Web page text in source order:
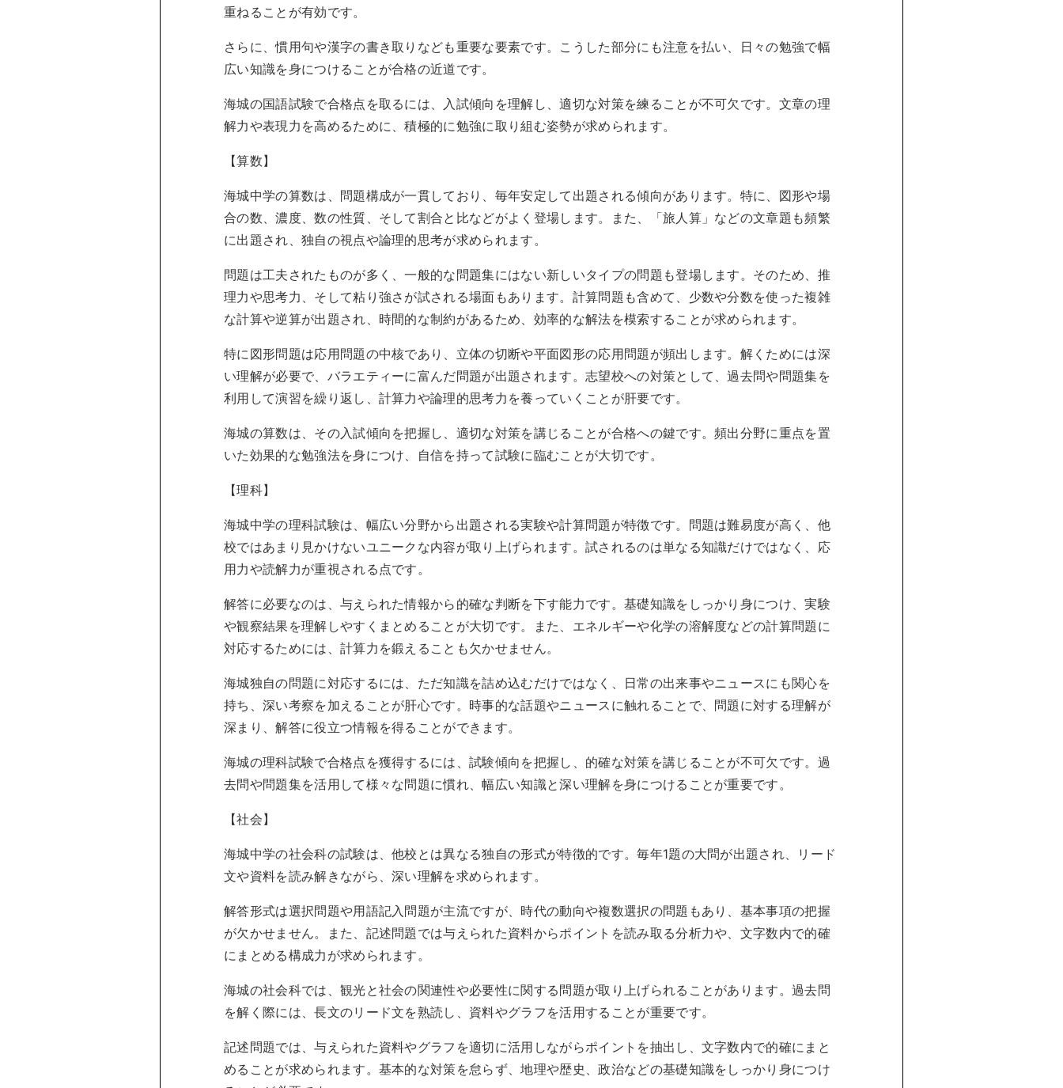
重ねることが有効です。
さらに、慣用句や漢字の書き取りなども重要な要素です。こうした部分にも注意を払い、日々の勉強で幅
広い知識を身につけることが合格の近道です。
海城の国語試験で合格点を取るには、入試傾向を理解し、適切な対策を練ることが不可欠です。文章の理
解力や表現力を高めるために、積極的に勉強に取り組む姿勢が求められます。
【算数】
海城中学の算数は、問題構成が一貫しており、毎年安定して出題される傾向があります。特に、図形や場
合の数、濃度、数の性質、そして割合と比などがよく登場します。また、「旅人算」などの文章題も頻繁
に出題され、独自の視点や論理的思考が求められます。
問題は工夫されたものが多く、一般的な問題集にはない新しいタイプの問題も登場します。そのため、推
理力や思考力、そして粘り強さが試される場面もあります。計算問題も含めて、少数や分数を使った複雑
な計算や逆算が出題され、時間的な制約があるため、効率的な解法を模索することが求められます。
特に図形問題は応用問題の中核であり、立体の切断や平面図形の応用問題が頻出します。解くためには深
い理解が必要で、バラエティーに富んだ問題が出題されます。志望校への対策として、過去問や問題集を
利用して演習を繰り返し、計算力や論理的思考力を養っていくことが肝要です。
海城の算数は、その入試傾向を把握し、適切な対策を講じることが合格への鍵です。頻出分野に重点を置
いた効果的な勉強法を身につけ、自信を持って試験に臨むことが大切です。
【理科】
海城中学の理科試験は、幅広い分野から出題される実験や計算問題が特徴です。問題は難易度が高く、他
校ではあまり見かけないユニークな内容が取り上げられます。試されるのは単なる知識だけではなく、応
用力や読解力が重視される点です。
解答に必要なのは、与えられた情報から的確な判断を下す能力です。基礎知識をしっかり身につけ、実験
や観察結果を理解しやすくまとめることが大切です。また、エネルギーや化学の溶解度などの計算問題に
対応するためには、計算力を鍛えることも欠かせません。
海城独自の問題に対応するには、ただ知識を詰め込むだけではなく、日常の出来事やニュースにも関心を
持ち、深い考察を加えることが肝心です。時事的な話題やニュースに触れることで、問題に対する理解が
深まり、解答に役立つ情報を得ることができます。
海城の理科試験で合格点を獲得するには、試験傾向を把握し、的確な対策を講じることが不可欠です。過
去問や問題集を活用して様々な問題に慣れ、幅広い知識と深い理解を身につけることが重要です。
【社会】
海城中学の社会科の試験は、他校とは異なる独自の形式が特徴的です。毎年1題の大問が出題され、リード
文や資料を読み解きながら、深い理解を求められます。
解答形式は選択問題や用語記入問題が主流ですが、時代の動向や複数選択の問題もあり、基本事項の把握
が欠かせません。また、記述問題では与えられた資料からポイントを読み取る分析力や、文字数内で的確
にまとめる構成力が求められます。
海城の社会科では、観光と社会の関連性や必要性に関する問題が取り上げられることがあります。過去問
を解く際には、長文のリード文を熟読し、資料やグラフを活用することが重要です。
記述問題では、与えられた資料やグラフを適切に活用しながらポイントを抽出し、文字数内で的確にまと
めることが求められます。基本的な対策を怠らず、地理や歴史、政治などの基礎知識をしっかり身につけ